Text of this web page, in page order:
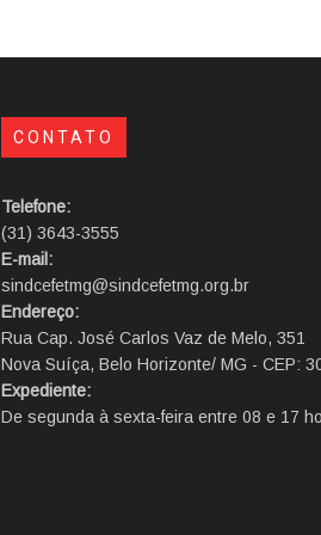
CONTATO
Telefone:
(31) 3643-3555
E-mail:
sindcefetmg@sindcefetmg.org.br
Endereço:
Rua Cap. José Carlos Vaz de Melo, 351
Nova Suíça, Belo Horizonte/ MG - CEP:
Expediente:
De segunda à sexta-feira entre 08 e 17